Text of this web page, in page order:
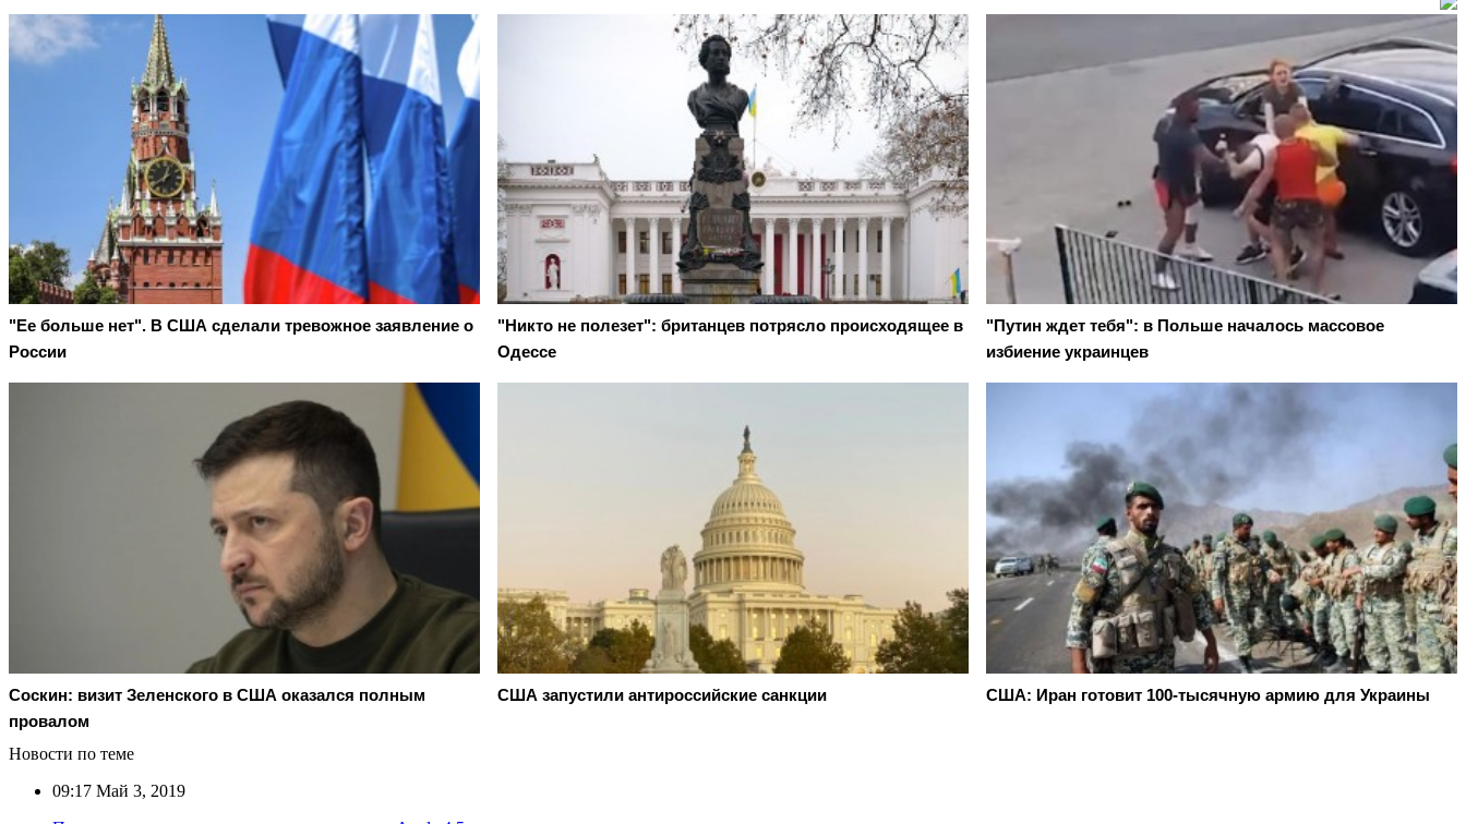
"Ее больше нет". В США сделали тревожное заявление о
России
"Никто не полезет": британцев потрясло происходящее в
Одессе
"Путин ждет тебя": в Польше началось массовое
избиение украинцев
Соскин: визит Зеленского в США оказался полным
провалом
США запустили антироссийские санкции США: Иран готовит 100-тысячную армию для Украины
Новости по теме
09:17 Май 3, 2019